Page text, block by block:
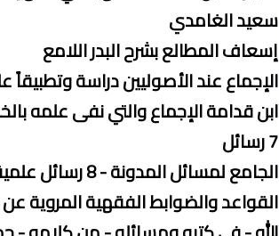
سعيد الغامدي
إسعاف المطالع بشرح البدر اللامع
الإجماع عند الأصوليين دراسة
ابن قدامة الإجماع والتي نفى علمه
7 رسائل
الجامع لمسائل المدونة - 8 رسائل علمية
القواعد والضوابط الفقهية المروية